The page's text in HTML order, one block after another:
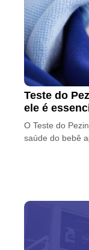
Teste do
ele é
O Teste do
saúde do bebê